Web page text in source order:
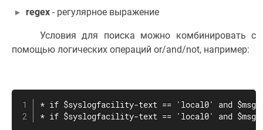
regex - регулярное выражение
Условия для поиска можно комбинировать с
помощью логических операций or/and/not, например:
* if $syslogfacility-text == 'local0' and $msg
* if $syslogfacility-text == 'local0' and $msg